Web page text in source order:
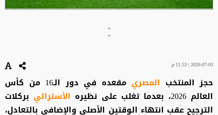
"
"
2026-07-03 | 11:53 م
حجز المنتخب المصري
مقعده في دور الـ16 من كأس
العالم 2026، بعدما تغلب على نظيره
الأسترالي بركلات
الترجيح عقب انتهاء الوقتين الأصلي والإضافي بالتعادل،